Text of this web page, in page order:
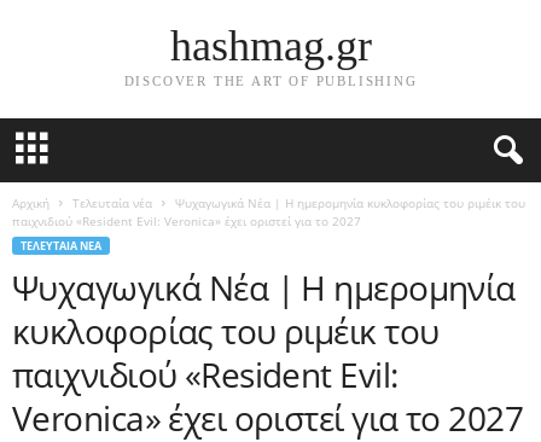
hashmag.gr
DISCOVER THE ART OF PUBLISHING
Αρχική Τελευταία νέα
Ψυχαγωγικά Νέα | Η ημερομηνία κυκλοφορίας του ριμέικ του
παιχνιδιού «Resident Evil: Veronica» έχει οριστεί για το 2027
ΤΕΛΕΥΤΑΊΑ ΝΈΑ
Ψυχαγωγικά Νέα | Η ημερομηνία
κυκλοφορίας του ριμέικ του
παιχνιδιού «Resident Evil:
Veronica» έχει οριστεί για το 2027